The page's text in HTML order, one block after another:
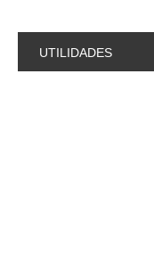
UTILIDADES